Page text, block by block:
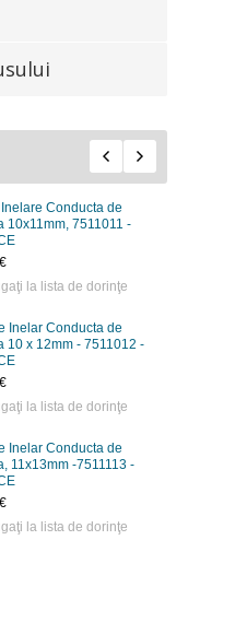
Conducta de
10х11mm, 7511011 -
la lista de dorinţe
Inelar Conducta de
10 x 12mm - 7511012 -
la lista de dorinţe
Inelar Conducta de
11х13mm -7511113 -
la lista de dorinţe